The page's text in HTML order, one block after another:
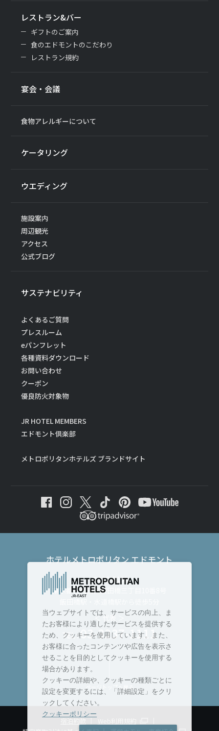
レストラン&バー
ギフトのご案内
食のエドモントのこだわり
レストラン規約
宴会・会議
食物アレルギーについて
ケータリング
ウエディング
施設案内
周辺観光
アクセス
公式ブログ
サステナビリティ
よくあるご質問
プレスルーム
eパンフレット
各種資料ダウンロード
お問い合わせ
クーポン
優良防火対象物
JR HOTEL MEMBERS
エドモント倶楽部
メトロポリタンホテルズ ブランドサイト
ホテルメトロポリタン エドモント
〒102-8130
東京都千代田区飯田橋三丁目10番8号
＜ 代表 ＞
TEL :03-3237-1111
ページトップへ戻る
当ウェブサイトでは、サービスの向上、ま
たお客様により適したサービスを提供する
ため、クッキーを使用しています。また、
お客様に合ったコンテンツや広告を表示さ
せることを目的としてクッキーを使用する
場合があります。
クッキーの詳細や、クッキーの種類ごとに
設定を変更するには、「詳細設定」をクリ
ックしてください。
クッキーポリシー